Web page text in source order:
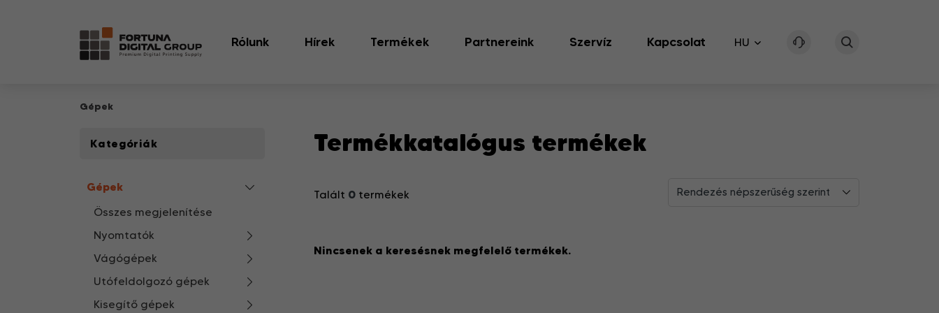
Rólunk Hírek Termékek Partnereink Szervíz Kapcsolat HU
Gépek
Kategóriák
Gépek
Összes megjelenítése
Nyomtatók
Vágógépek
Utófeldolgozó gépek
Kisegítő gépek
Termékkatalógus termékek
Talált 0termékek Rendezés népszerűség szerint
Nincsenek a keresésnek megfelelő termékek.